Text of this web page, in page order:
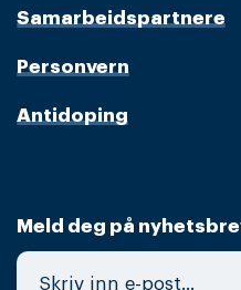
Samarbeidspartnere
Personvern
Antidoping
Meld deg på